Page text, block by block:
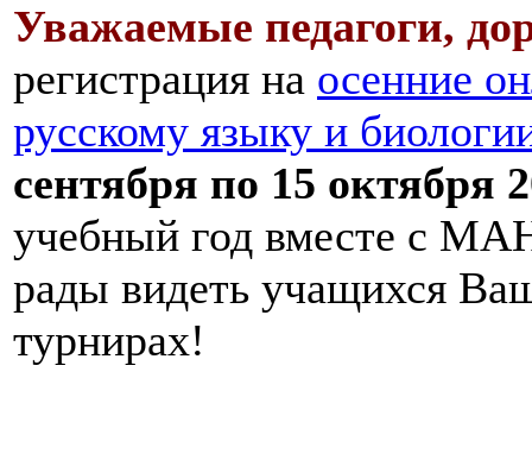
Уважаемые педагоги,
регистрация на осенние
русскому языку и
сентября по 15 октября
учебный год вместе с
рады видеть учащихся
турнирах!